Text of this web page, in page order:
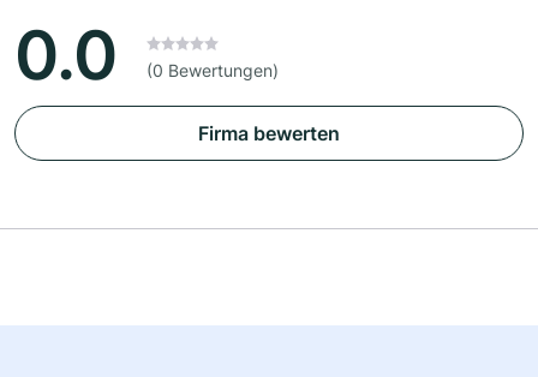
0.0 (0 Bewertungen)
Firma bewerten